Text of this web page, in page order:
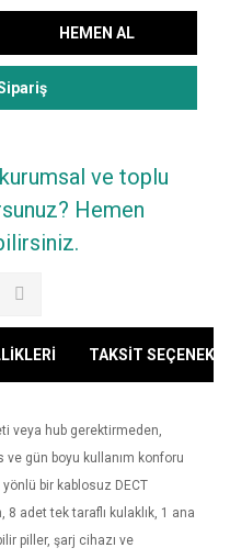
HEMEN AL
ve toplu
Hemen
TAKSİT
veya hub gerektirmeden,
gün boyu kullanım konforu
bir kablosuz DECT
adet tek taraflı kulaklık, 1 ana
piller, şarj cihazı ve